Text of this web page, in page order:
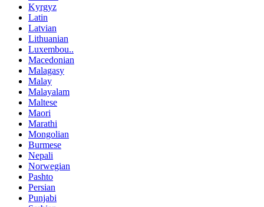
Kyrgyz
Latin
Latvian
Lithuanian
Luxembou..
Macedonian
Malagasy
Malay
Malayalam
Maltese
Maori
Marathi
Mongolian
Burmese
Nepali
Norwegian
Pashto
Persian
Punjabi